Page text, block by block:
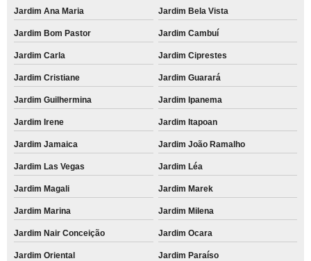
Jardim Ana Maria Jardim Bela Vista
Jardim Bom Pastor Jardim Cambuí
Jardim Carla Jardim Ciprestes
Jardim Cristiane Jardim Guarará
Jardim Guilhermina Jardim Ipanema
Jardim Irene Jardim Itapoan
Jardim Jamaica Jardim João Ramalho
Jardim Las Vegas Jardim Léa
Jardim Magali Jardim Marek
Jardim Marina Jardim Milena
Jardim Nair Conceição Jardim Ocara
Jardim Oriental Jardim Paraíso